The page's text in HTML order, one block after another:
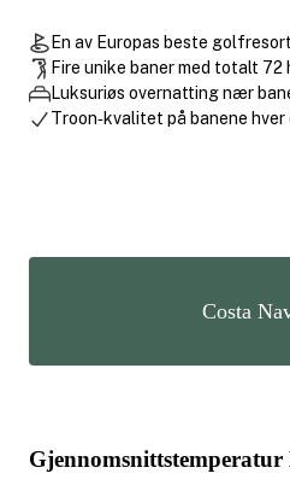
En av Europas beste
Fire unike baner med totalt 72
Luksuriøs overnatting nær
Troon‑kvalitet på banene hver
Costa